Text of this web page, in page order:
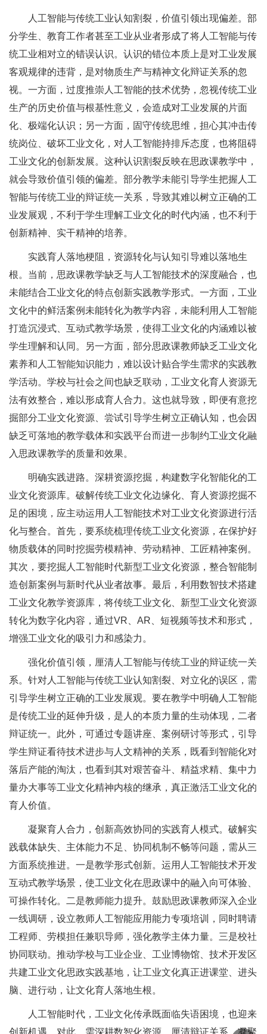
人工智能与传统工业认知割裂，价值引领出现偏差。部
分学生、教育工作者甚至工业从业者形成了将人工智能与传
统工业相对立的错误认识。认识的错位本质上是对工业发展
客观规律的违背，是对物质生产与精神文化辩证关系的忽
视。一方面，过度推崇人工智能的技术优势，忽视传统工业
生产的历史价值与根基性意义，会造成对工业发展的片面
化、极端化认识；另一方面，固守传统思维，担心其冲击传
统岗位、破坏工业文化，对人工智能持排斥态度，也将阻碍
工业文化的创新发展。这种认识割裂反映在思政课教学中，
就会导致价值引领的偏差。部分教学未能引导学生把握人工
智能与传统工业的辩证统一关系，导致其难以树立正确的工
业发展观，不利于学生理解工业文化的时代内涵，也不利于
创新精神、实干精神的培养。
实践育人落地梗阻，资源转化与认知引导难以落地生
根。当前，思政课教学缺乏与人工智能技术的深度融合，也
未能结合工业文化的特点创新实践教学形式。一方面，工业
文化中的鲜活案例未能转化为教学内容，未能利用人工智能
打造沉浸式、互动式教学场景，使得工业文化的内涵难以被
学生理解和认同。另一方面，部分思政课教师缺乏工业文化
素养和人工智能知识能力，难以设计贴合学生需求的实践教
学活动。学校与社会之间也缺乏联动，工业文化育人资源无
法有效整合，难以形成育人合力。这也就导致，即便有意挖
掘部分工业文化资源、尝试引导学生树立正确认知，也会因
缺乏可落地的教学载体和实践平台而进一步制约工业文化融
入思政课教学的质量和效果。
明确实践进路。深耕资源挖掘，构建数字化智能化的工
业文化资源库。破解传统工业文化边缘化、育人资源挖掘不
足的困境，应主动运用人工智能技术对工业文化资源进行活
化与整合。首先，要系统梳理传统工业文化资源，在保护好
物质载体的同时挖掘劳模精神、劳动精神、工匠精神案例。
其次，要挖掘人工智能时代新型工业文化资源，整合智能制
造创新案例与新时代从业者故事。最后，利用数智技术搭建
工业文化教学资源库，将传统工业文化、新型工业文化资源
转化为数字化内容，通过VR、AR、短视频等技术和形式，
增强工业文化的吸引力和感染力。
强化价值引领，厘清人工智能与传统工业的辩证统一关
系。针对人工智能与传统工业认知割裂、对立化的误区，需
引导学生树立正确的工业发展观。要在教学中明确人工智能
是传统工业的延伸升级，是人的本质力量的生动体现，二者
辩证统一。此外，可通过专题讲座、案例研讨等形式，引导
学生辩证看待技术进步与人文精神的关系，既看到智能化对
落后产能的淘汰，也看到其对艰苦奋斗、精益求精、集中力
量办大事等工业文化精神内核的继承，真正激活工业文化的
育人价值。
凝聚育人合力，创新高效协同的实践育人模式。破解实
践载体缺失、主体能力不足、协同机制不畅等问题，需从三
方面系统推进。一是教学形式创新。运用人工智能技术开发
互动式教学场景，使工业文化在思政课中的融入向可体验、
可操作转化。二是教师能力提升。鼓励思政课教师深入企业
一线调研，设立教师人工智能应用能力专项培训，同时聘请
工程师、劳模担任兼职导师，强化教学主体力量。三是校社
协同联动。推动学校与工业企业、工业博物馆、技术开发区
共建工业文化思政实践基地，让工业文化真正进课堂、进头
脑、进行动，让文化育人落地生根。
人工智能时代，工业文化传承既面临失语困境，也迎来
创新机遇。对此，需深耕数智化资源、厘清辩证关系、凝聚